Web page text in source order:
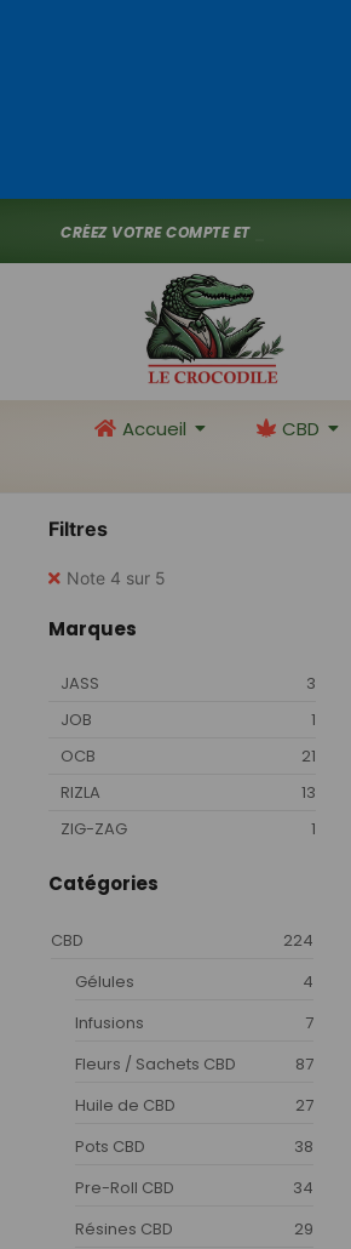
CRÉEZ VOTRE COMPTE ET
Accueil CBD
Filtres
Note 4 sur 5
Marques
JASS
3
JOB
1
OCB
21
RIZLA
13
ZIG-ZAG
1
Catégories
CBD
224
Gélules
4
Infusions
7
Fleurs / Sachets CBD
87
Huile de CBD
27
Pots CBD
38
Pre-Roll CBD
34
Résines CBD
29